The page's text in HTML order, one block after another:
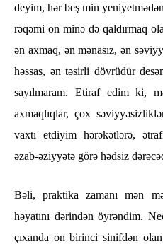
deyim, hər beş min
rəqəmi on minə də qaldırmaq
ən axmaq, ən mənasız, ən
həssas, ən təsirli dövrüdür
sayılmaram. Etiraf edim ki,
axmaqlıqlar, çox
vaxtı etdiyim hərəkətlərə,
əzab-əziyyətə görə hədsiz
Bəli, praktika zamanı mən
həyatını dərindən öyrəndim.
çıxanda on birinci sinifdən